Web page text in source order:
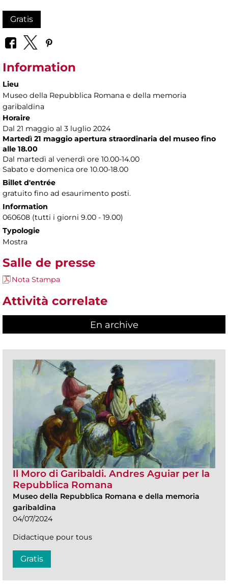
Gratis
Information
Lieu
Museo della Repubblica Romana e della memoria
garibaldina
Horaire
Dal 21 maggio al 3 luglio 2024
Martedì 21 maggio apertura straordinaria del museo fino
alle 18.00
Dal martedì al venerdì ore 10.00-14.00
Sabato e domenica ore 10.00-18.00
Billet d'entrée
gratuito fino ad esaurimento posti.
Information
060608 (tutti i giorni 9.00 - 19.00)
Typologie
Mostra
Salle de presse
Nota Stampa
Attività correlate
En archive
Il Moro di Garibaldi. Andres Aguiar per la
Repubblica Romana
Museo della Repubblica Romana e della memoria
garibaldina
04/07/2024
Didactique pour tous
Gratis